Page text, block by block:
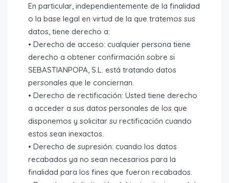
En particular, independientemente de la finalidad
o la base legal en virtud de la que tratemos sus
datos, tiene derecho a:
• Derecho de acceso: cualquier persona tiene
derecho a obtener confirmación sobre si
SEBASTIANPOPA, S.L. está tratando datos
personales que le conciernan.
• Derecho de rectificación: Usted tiene derecho
a acceder a sus datos personales de los que
disponemos y solicitar su rectificación cuando
estos sean inexactos.
• Derecho de supresión: cuando los datos
recabados ya no sean necesarios para la
finalidad para los fines que fueron recabados.